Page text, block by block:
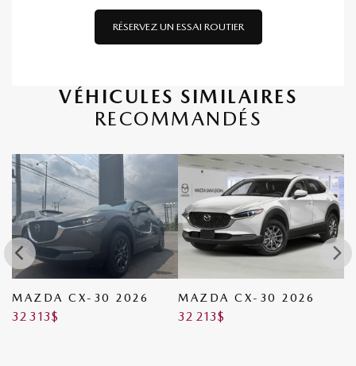
RÉSERVEZ UN ESSAI ROUTIER
VÉHICULES SIMILAIRES
RECOMMANDÉS
MAZDA CX-30 2026
32 313$
MAZDA CX-30 2026
32 213$